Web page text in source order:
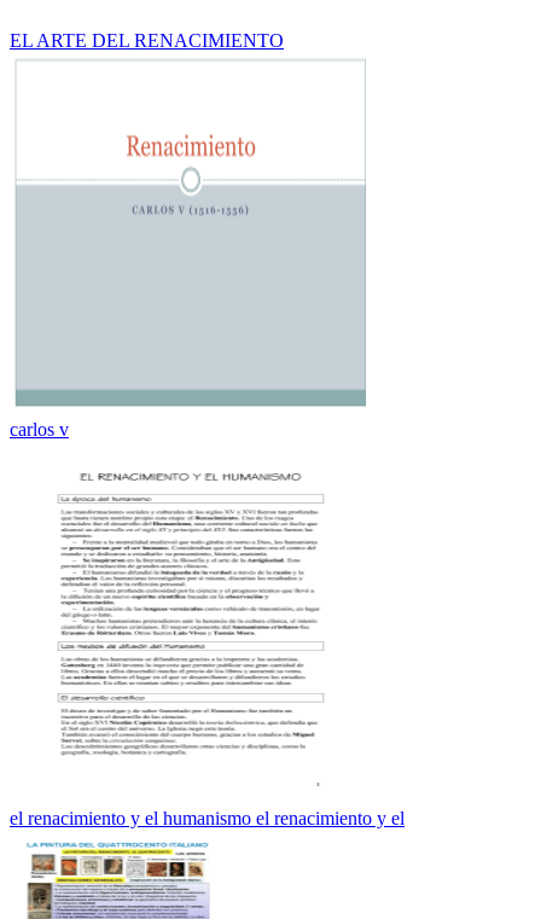
EL ARTE DEL RENACIMIENTO
carlos v
el renacimiento y el humanismo el renacimiento y el